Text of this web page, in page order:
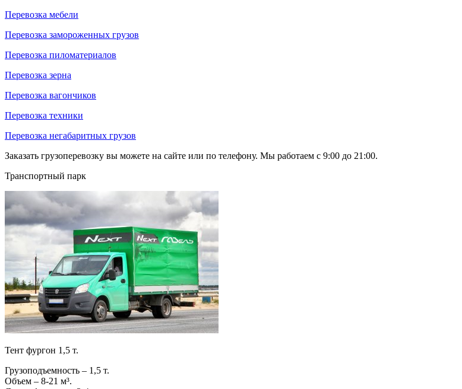
Перевозка мебели
Перевозка замороженных грузов
Перевозка пиломатериалов
Перевозка зерна
Перевозка вагончиков
Перевозка техники
Перевозка негабаритных грузов
Заказать грузоперевозку вы можете на сайте или по телефону. Мы работаем с 9:00 до 21:00.
Транспортный парк
Тент фургон 1,5 т.
Грузоподъемность – 1,5 т.
Объем – 8-21 м³.